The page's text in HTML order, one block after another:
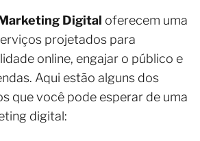
Digital oferecem uma
projetados para
online, engajar o público e
Aqui estão alguns dos
que você pode esperar de uma
digital: